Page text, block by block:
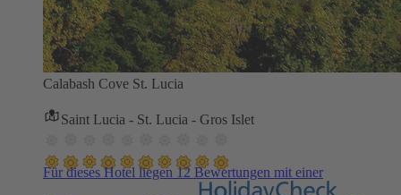
Calabash Cove St. Lucia
Saint Lucia - St. Lucia - Gros Islet
Für dieses Hotel liegen 12 Bewertungen mit einer